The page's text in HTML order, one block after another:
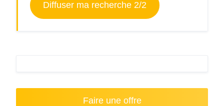
Diffuser ma recherche 2/2
Faire une offre